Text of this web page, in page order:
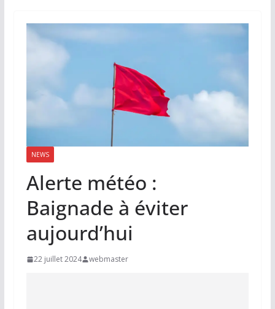
NEWS
Alerte météo :
Baignade à éviter
aujourd’hui
22 juillet 2024 webmaster